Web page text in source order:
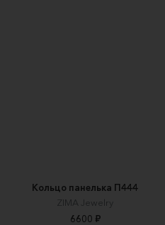
Кольцо панелька П444
ZIMA Jewelry
6600 ₽